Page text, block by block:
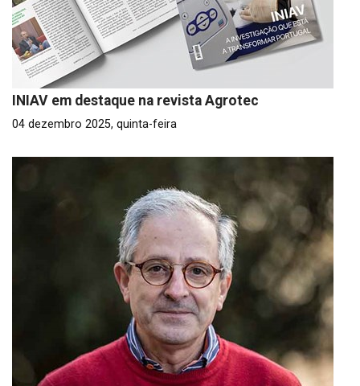
INIAV em destaque na revista Agrotec
04 dezembro 2025, quinta-feira